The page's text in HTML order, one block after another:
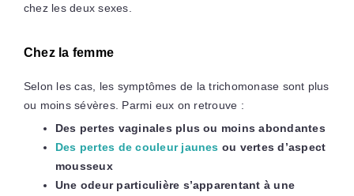
chez les deux sexes.
Chez la femme
Selon les cas, les symptômes de la trichomonase sont plus
ou moins sévères. Parmi eux on retrouve :
Des pertes vaginales plus ou moins abondantes
Des pertes de couleur jaunes ou vertes d’aspect
mousseux
Une odeur particulière s’apparentant à une